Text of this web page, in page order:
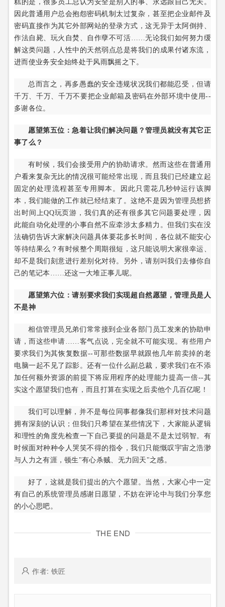
糕的是，很多员工总认为安全是别人的事、永远跟自己无关。
因此普通用户总会抱怨密码机制太过复杂，甚至把企业邮件及
密码直接作为其它外部网站的登录方式，这无异于太阿倒持、
作法自毙、玩火自焚、自作孽不可活……无论我们如何努力缓
解这类问题，人性中的天然弱点总是将我们的成果付诸东流，
进而使业务安全始终处于风雨飘摇之下。
总而言之，再多愚蠢的安全违规状况我们都能忍受，但请
千万、千万、千万不要把企业邮箱及密码在外部环境中使用--
多谢各位。
愿望第五位：急着让我们解决问题？管理员就没有其它正
事了么？
有时候，我们会接受用户的协助请求。然而这些在普通用
户看来复杂无比的情况很可能经常出现，而且我们已经建立起
固定的处理流程甚至专用脚本。因此只需花几秒钟运行该脚
本，我们能做的工作就已经结束了。这绝不是因为管理员想挤
出时间上QQ玩页游，我们真的还有很多其它问题要处理，因
此能自动化处理的小事自然不应牵涉太多精力。但我们实在没
法确切告诉大家解决问题具体要花多长时间，各位就不能安心
等待结果么？有时候整个周期很短，这只能说明大家很幸运、
却不是我们刻意进行差别化对待。另外，请别叫我们去修你自
己的笔记本……还这一大堆正事儿呢。
愿望第六位：请别要求我们实现超自然愿望，管理员是人
不是神
相信管理员兄弟们常常接到企业各部门员工发来的协助申
请，而这些申请……客气点说，完全就不可能实现。有些用户
要求我们为其恢复数据--可那些数据早就跟他几年前卖掉的老
电脑一起不见了踪影。还有一位什么副总裁，要求我们在不添
加任何额外资源的前提下将应用程序的处理能力提高一倍--其
实这个愿望我们也有，而且打算在实现之后卖他个几百亿呢！
我们可以理解，并不是每位同事都像我们那样对技术问题
拥有深刻的认识；但我们只希望在某些情况下，大家能从逻辑
和理性的角度先检查一下自己要提的问题是不是太过弱智。有
时候面对种种令人哭笑不得的指令，我们只能慨叹宇宙之浩渺
与人力之有涯，顿生"有心杀贼、无力回天"之感。
好了，这就是我们提出的六个愿望。当然，大家心中一定
有自己的系统管理员感谢日愿望，不妨在评论中与我们分享您
的小心思吧。
THE END
作者: 铁匠